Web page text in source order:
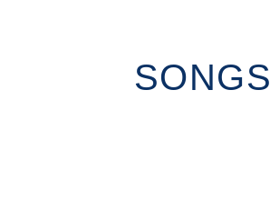
SONGS